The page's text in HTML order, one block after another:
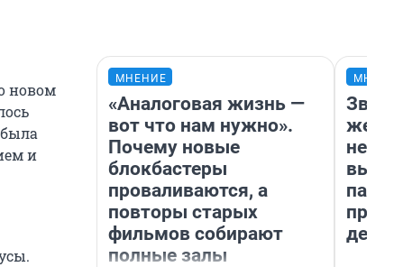
новом
и
МНЕНИЕ
«Аналоговая жизнь —
вот что нам нужно».
Почему новые
блокбастеры
проваливаются, а
повторы старых
фильмов собирают
полные залы
день